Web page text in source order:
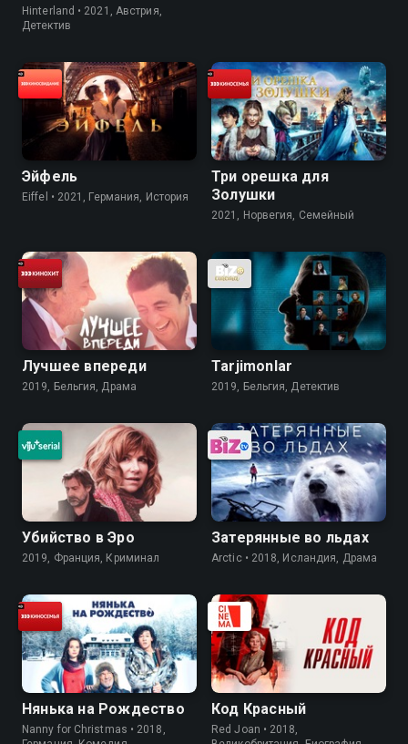
Hinterland • 2021, Австрия,
Детектив
Эйфель
Eiffel • 2021, Германия, История
Три орешка для
Золушки
2021, Норвегия, Семейный
Лучшее впереди
2019, Бельгия, Драма
Tarjimonlar
2019, Бельгия, Детектив
Убийство в Эро
2019, Франция, Криминал
Затерянные во льдах
Arctic • 2018, Исландия, Драма
Нянька на Рождество
Nanny for Christmas • 2018,
Код Красный
Red Joan • 2018,